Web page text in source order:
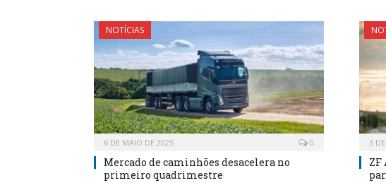
NOTÍCIAS
6 DE MAIO DE 2025 0
Mercado de caminhões desacelera no
primeiro quadrimestre
3
ZF